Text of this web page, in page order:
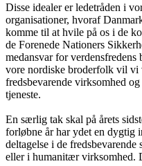
Disse idealer er ledetråden i
organisationer, hvoraf
komme til at hvile på os i de
de Forenede Nationers
medansvar for verdensfredens
vore nordiske broderfolk vil vi
fredsbevarende virksomhed
tjeneste.
En særlig tak skal på årets
forløbne år har ydet en dygtig
deltagelse i de
eller i humanitær virksomhed.